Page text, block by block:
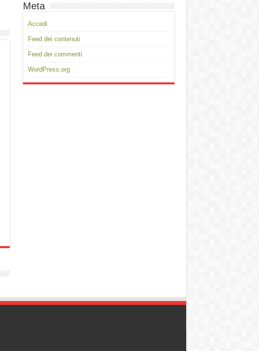
Meta
Accedi
Feed dei contenuti
Feed dei commenti
WordPress.org